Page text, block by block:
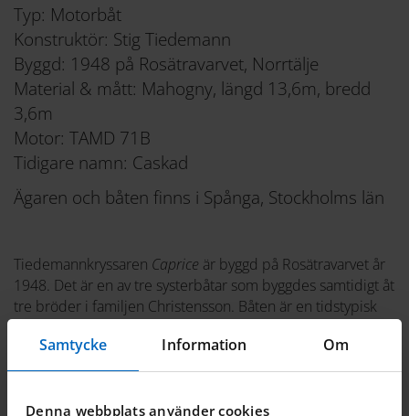
Samtycke Information Om
Denna webbplats använder cookies
Typ: Motorbåt
Konstruktör: Stig Tiedemann
Byggd: 1948 på Rosätravarvet, Norrtälje
Material & mått: Mahogny, längd 13,6m, bredd
3,6m
Motor: TAMD 71B
Tidigare namn: Caskad
Ägaren och båten finns i Spånga, Stockholms län
Tiedemannkryssaren Caprice är byggd på Rosätravarvet år
1948. Det är en av tre systerbåtar som byggdes samtidigt åt
tre bröder i familjen Christensson. Båten är en tidstypisk
De små förändringar som gjorts, t ex nedgången mellan
brygga och akterruff, kan anses vara del av båtens historia.